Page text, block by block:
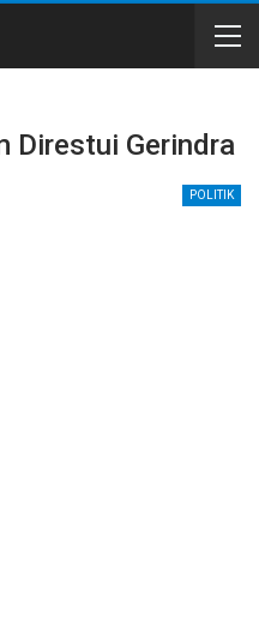
Direstui Gerindra
POLITIK